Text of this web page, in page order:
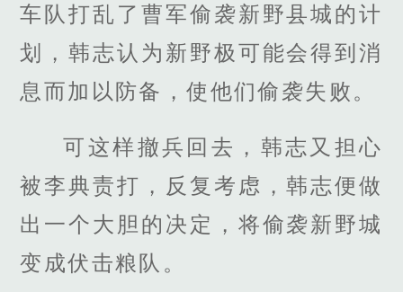
车队打乱了曹军偷袭新野县城的计
划，韩志认为新野极可能会得到消
息而加以防备，使他们偷袭失败。
可这样撤兵回去，韩志又担心
被李典责打，反复考虑，韩志便做
出一个大胆的决定，将偷袭新野城
变成伏击粮队。